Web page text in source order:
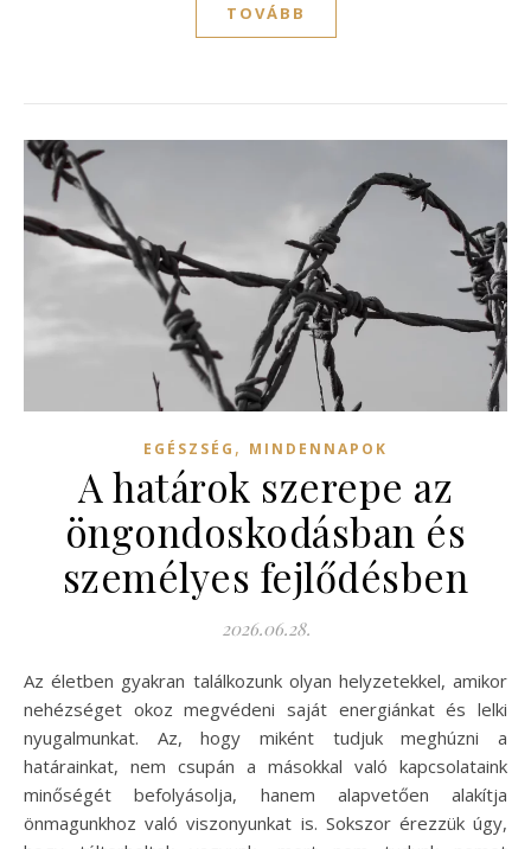
TOVÁBB
EGÉSZSÉG , MINDENNAPOK
A határok szerepe az
öngondoskodásban és
személyes fejlődésben
2026.06.28.
Az életben gyakran találkozunk olyan helyzetekkel, amikor
nehézséget okoz megvédeni saját energiánkat és lelki
nyugalmunkat. Az, hogy miként tudjuk meghúzni a
határainkat, nem csupán a másokkal való kapcsolataink
minőségét befolyásolja, hanem alapvetően alakítja
önmagunkhoz való viszonyunkat is. Sokszor érezzük úgy,